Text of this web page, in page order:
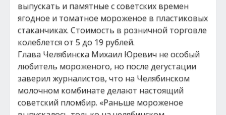
выпускать и памятные с советских времен
ягодное и томатное мороженое в пластиковых
стаканчиках. Стоимость в розничной торговле
колеблется от 5 до 19 рублей.
Глава Челябинска Михаил Юревич не особый
любитель мороженого, но после дегустации
заверил журналистов, что на Челябинском
молочном комбинате делают настоящий
советский пломбир. «Раньше мороженое